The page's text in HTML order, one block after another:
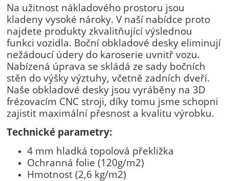
Na užitnost nákladového prostoru jsou
kladeny vysoké nároky. V naší nabídce proto
najdete produkty zkvalitňující výslednou
funkci vozidla. Boční obkladové desky eliminují
nežádoucí údery do karoserie uvnitř vozu.
Nabízená úprava se skládá ze sady bočních
stěn do výšky výztuhy, včetně zadních dveří.
Naše obkladové desky jsou vyráběny na 3D
frézovacím CNC stroji, díky tomu jsme schopni
zajistit maximální přesnost a kvalitu výrobku.
Technické parametry:
4 mm hladká topolová překližka
Ochranná folie (120g/m2)
Hmotnost (2,6 kg/m2)